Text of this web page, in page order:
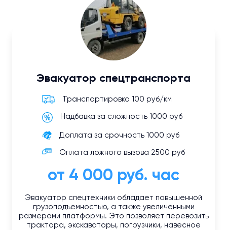
Эвакуатор спецтранспорта
Транспортировка 100 руб/км
Надбавка за сложность 1000 руб
Доплата за срочность 1000 руб
Оплата ложного вызова 2500 руб
от 4 000 руб. час
Эвакуатор спецтехники обладает повышенной
грузоподъемностью, а также увеличенными
размерами платформы. Это позволяет перевозить
трактора, экскаваторы, погрузчики, навесное